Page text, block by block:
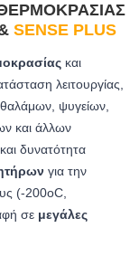
SENSE PLUS
και
λειτουργίας,
ψυγείων,
και άλλων
και δυνατότητα
για την
(-200oC,
σε μεγάλες